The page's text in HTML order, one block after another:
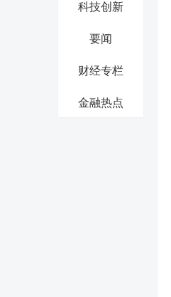
科技创新
要闻
财经专栏
金融热点